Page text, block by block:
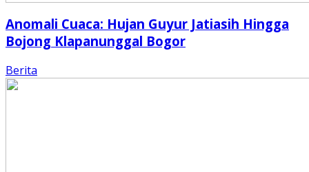
Anomali Cuaca: Hujan Guyur Jatiasih Hingga
Bojong Klapanunggal Bogor
Berita